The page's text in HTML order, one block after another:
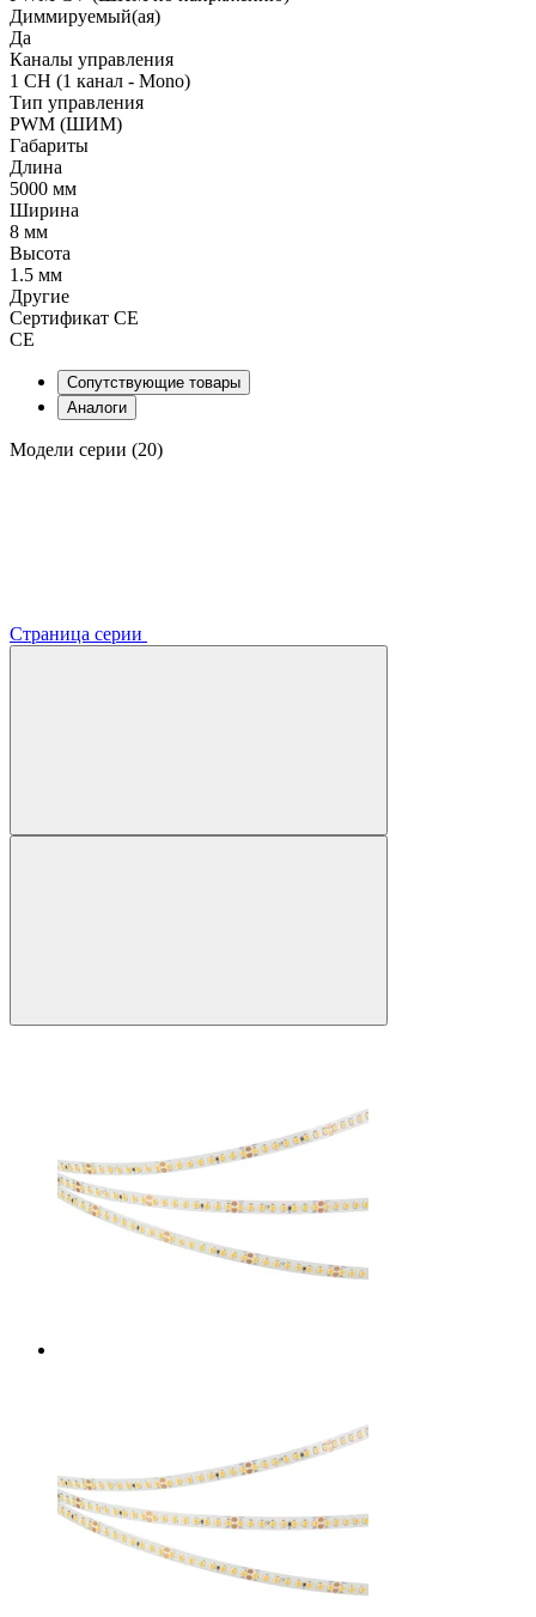
Диммируемый(ая)
Да
Каналы управления
1 CH (1 канал - Mono)
Тип управления
PWM (ШИМ)
Габариты
Длина
5000 мм
Ширина
8 мм
Высота
1.5 мм
Другие
Сертификат CE
CE
Сопутствующие товары
Аналоги
Модели серии (20)
Страница серии